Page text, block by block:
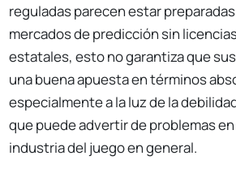
reguladas parecen estar
mercados de predicción sin
estatales, esto no garantiza que
una buena apuesta en términos
especialmente a la luz de la
que puede advertir de problemas
industria del juego en general.